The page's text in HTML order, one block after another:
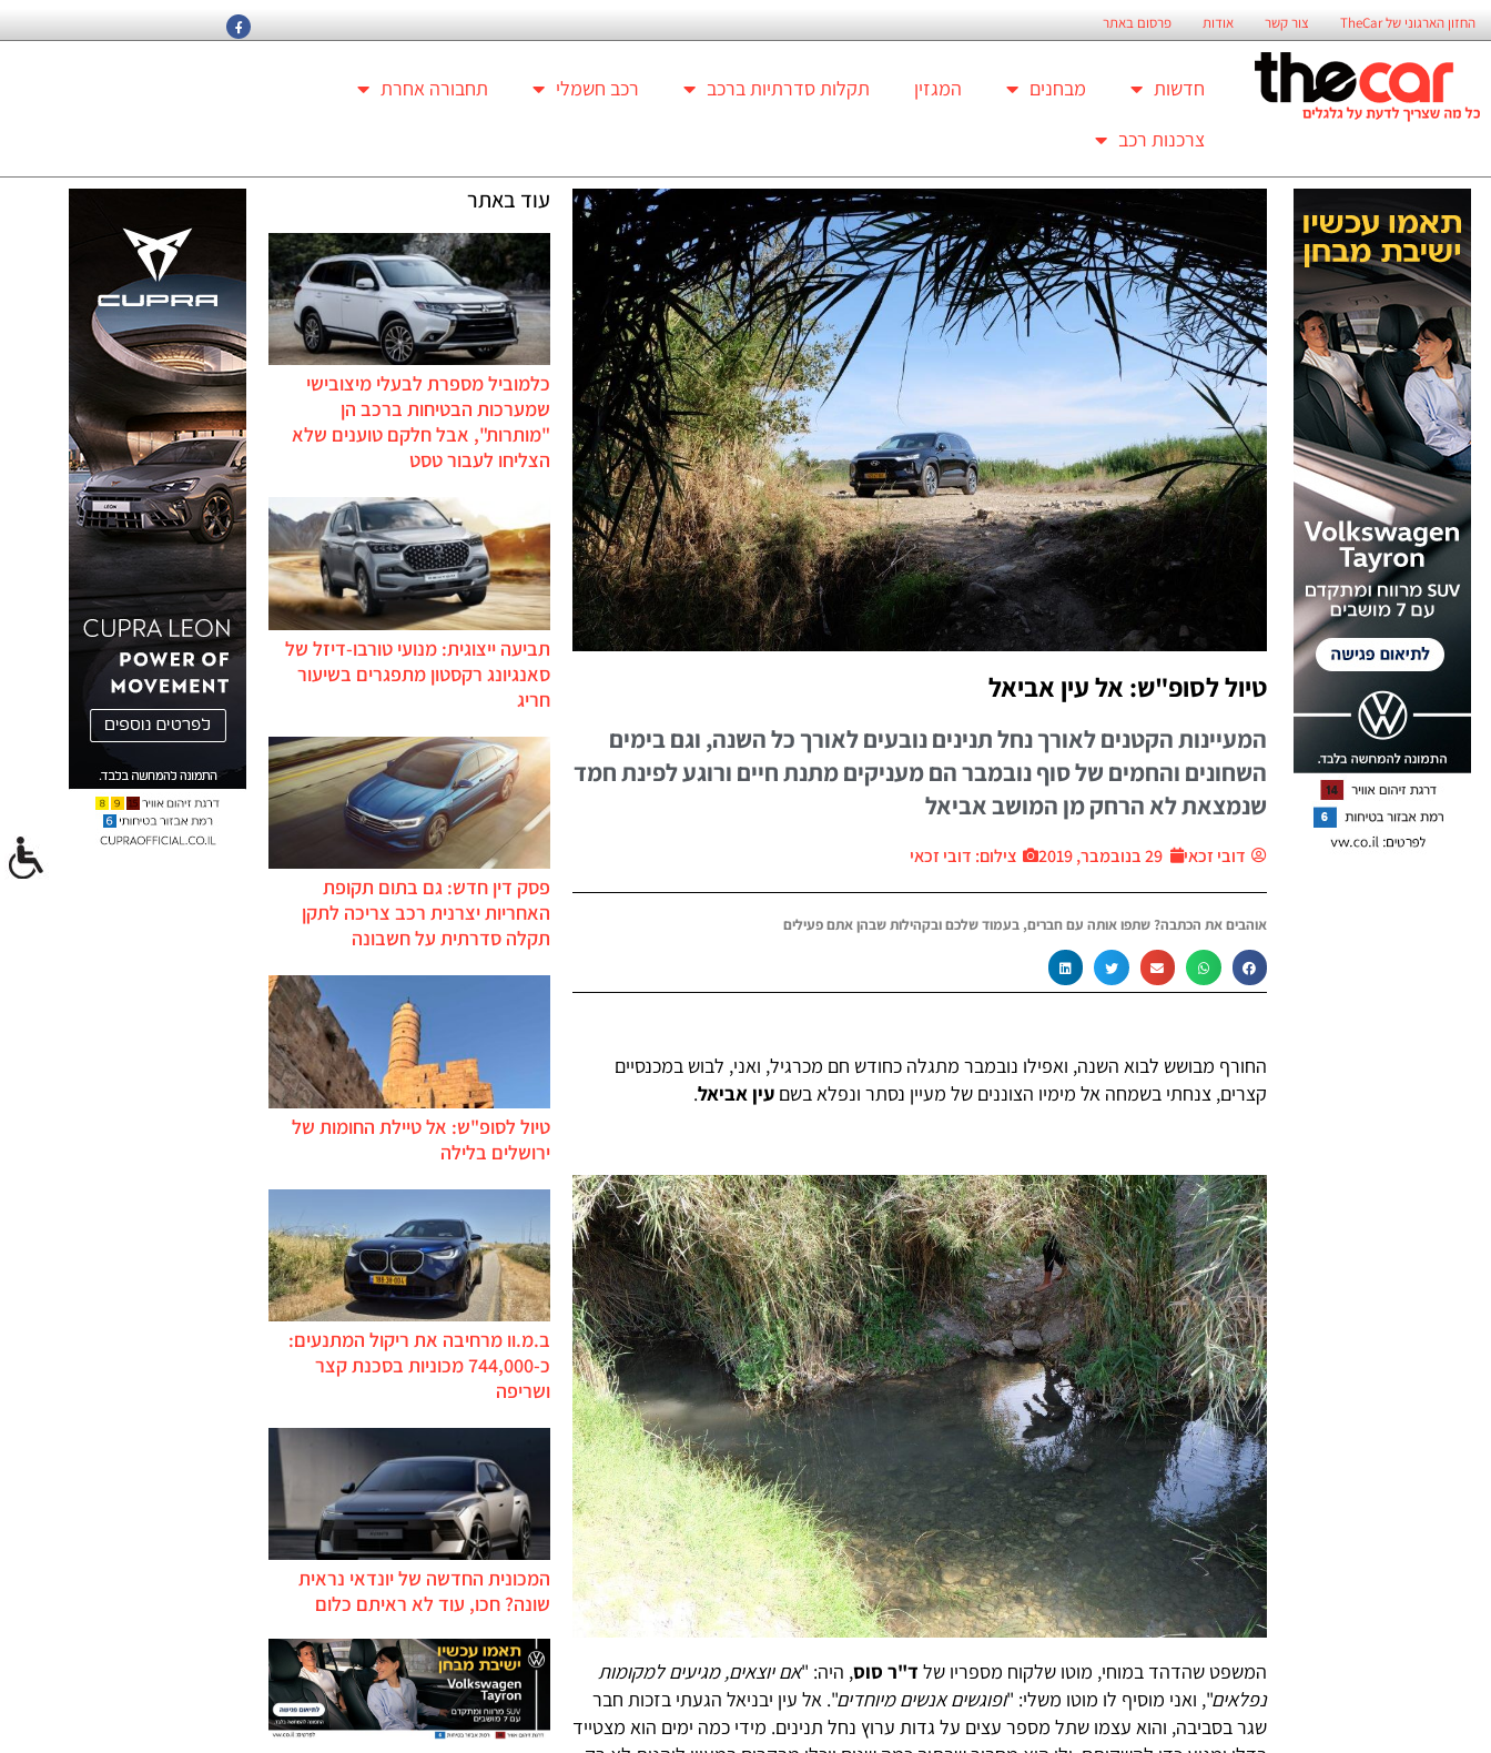
החזון הארגוני של TheCar צור קשר אודות פרסום באתר
חדשות מבחנים המגזין תקלות סדרתיות ברכב רכב חשמלי
תחבורה אחרת
צרכנות רכב
טיול לסופ"ש: אל עין אביאל
המעיינות הקטנים לאורך נחל תנינים נובעים לאורך כל השנה, וגם בימים
השחונים והחמים של סוף נובמבר הם מעניקים מתנת חיים ורוגע לפינת חמד
שנמצאת לא הרחק מן המושב אביאל
דובי זכאי 29 בנובמבר, 2019 צילום: דובי זכאי
אוהבים את הכתבה? שתפו אותה עם חברים, בעמוד שלכם ובקהילות שבהן אתם פעילים
החורף מבושש לבוא השנה, ואפילו נובמבר מתגלה כחודש חם מכרגיל, ואני, לבוש במכנסיים
קצרים, צנחתי בשמחה אל מימיו הצוננים של מעיין נסתר ונפלא בשם עין אביאל.
המשפט שהדהד במוחי, מוטו שלקוח מספריו של ד"ר סוס, היה: "אם יוצאים, מגיעים למקומות
נפלאים", ואני מוסיף לו מוטו משלי: "ופוגשים אנשים מיוחדים". אל עין יבניאל הגעתי בזכות חבר
שגר בסביבה, והוא עצמו שתל מספר עצים על גדות ערוץ נחל תנינים. מידי כמה ימים הוא מצטייד
עוד באתר
כלמוביל מספרת לבעלי מיצובישי
שמערכות הבטיחות ברכב הן
"מותרות", אבל חלקם טוענים שלא
הצליחו לעבור טסט
תביעה ייצוגית: מנועי טורבו-דיזל של
סאנגיונג רקסטון מתפגרים בשיעור
חריג
פסק דין חדש: גם בתום תקופת
האחריות יצרנית רכב צריכה לתקן
תקלה סדרתית על חשבונה
טיול לסופ"ש: אל טיילת החומות של
ירושלים בלילה
ב.מ.וו מרחיבה את ריקול המתנעים:
כ-744,000 מכוניות בסכנת קצר
ושריפה
המכונית החדשה של יונדאי נראית
שונה? חכו, עוד לא ראיתם כלום